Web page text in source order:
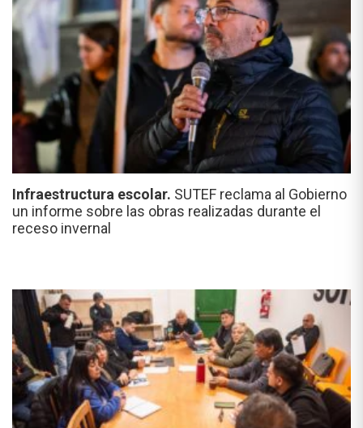
Infraestructura escolar. SUTEF reclama al Gobierno
un informe sobre las obras realizadas durante el
receso invernal